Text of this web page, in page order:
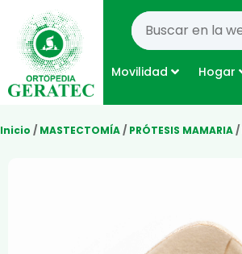
Movilidad Hogar
Inicio / MASTECTOMÍA/ PRÓTESIS MAMARIA/